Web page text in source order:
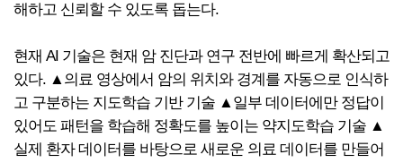
해하고 신뢰할 수 있도록 돕는다.
현재 AI 기술은 현재 암 진단과 연구 전반에 빠르게 확산되고
있다. ▲의료 영상에서 암의 위치와 경계를 자동으로 인식하
고 구분하는 지도학습 기반 기술 ▲일부 데이터에만 정답이
있어도 패턴을 학습해 정확도를 높이는 약지도학습 기술 ▲
실제 환자 데이터를 바탕으로 새로운 의료 데이터를 만들어